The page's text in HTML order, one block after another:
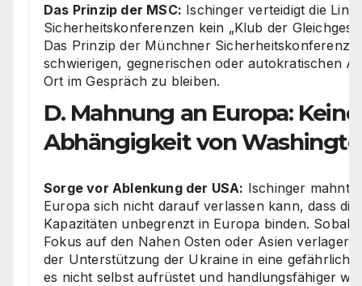
Das Prinzip der MSC: Ischinger verteidigt die
Sicherheitskonferenzen kein „Klub der
Das Prinzip der Münchner Sicherheitskonferenz
schwierigen, gegnerischen oder autokratischen
Ort im Gespräch zu bleiben.
D. Mahnung an Europa: Keine
Abhängigkeit von
Sorge vor Ablenkung der USA: Ischinger mahnt
Europa sich nicht darauf verlassen kann, dass
Kapazitäten unbegrenzt in Europa binden. Sobald
Fokus auf den Nahen Osten oder Asien
der Unterstützung der Ukraine in eine
es nicht selbst aufrüstet und handlungsfähiger